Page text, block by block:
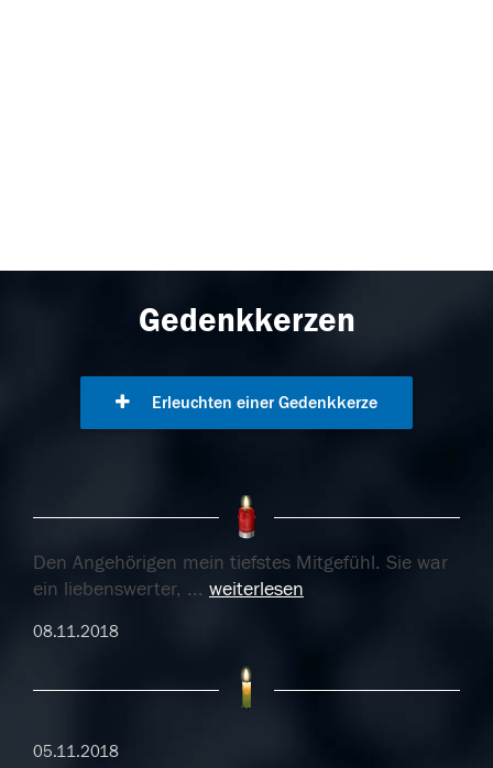
Gedenkkerzen
Erleuchten einer Gedenkkerze
Den Angehörigen mein tiefstes Mitgefühl. Sie war
ein liebenswerter, ... weiterlesen
08.11.2018
05.11.2018